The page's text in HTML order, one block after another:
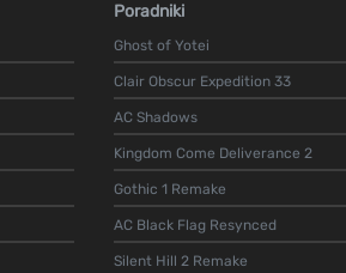
Poradniki
Ghost of Yotei
Clair Obscur Expedition 33
AC Shadows
Kingdom Come Deliverance 2
Gothic 1 Remake
AC Black Flag Resynced
Silent Hill 2 Remake